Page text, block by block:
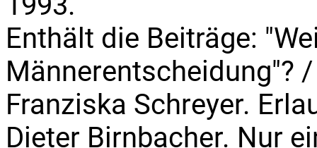
Enthält die Beiträge:
Männerentscheidung"?
Franziska Schreyer.
Dieter Birnbacher. Nur